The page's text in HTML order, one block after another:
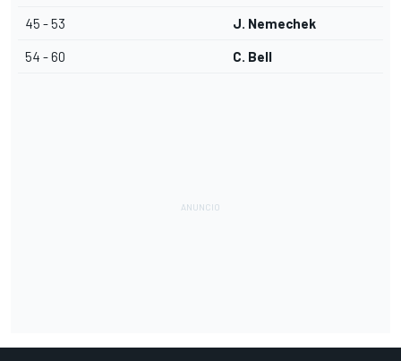
45 - 53 J. Nemechek
54 - 60 C. Bell